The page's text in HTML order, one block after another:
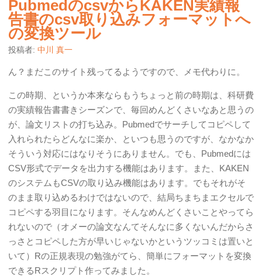
PubmedのcsvからKAKEN実績報
告書のcsv取り込みフォーマットへ
の変換ツール
投稿者: 中川 真一
ん？まだこのサイト残ってるようですので、メモ代わりに。
この時期、というか本来ならもうちょっと前の時期は、科研費
の実績報告書書きシーズンで、毎回めんどくさいなあと思うの
が、論文リストの打ち込み。Pubmedでサーチしてコピペして
入れられたらどんなに楽か、といつも思うのですが、なかなか
そういう対応にはなりそうにありません。でも、Pubmedには
CSV形式でデータを出力する機能はあります。また、KAKEN
のシステムもCSVの取り込み機能はあります。でもそれがそ
のまま取り込めるわけではないので、結局ちまちまエクセルで
コピペする羽目になります。そんなめんどくさいことやってら
れないので（オメーの論文なんてそんなに多くないんだからさ
っさとコピペした方が早いじゃないかというツッコミは置いと
いて）Rの正規表現の勉強がてら、簡単にフォーマットを変換
できるRスクリプト作ってみました。